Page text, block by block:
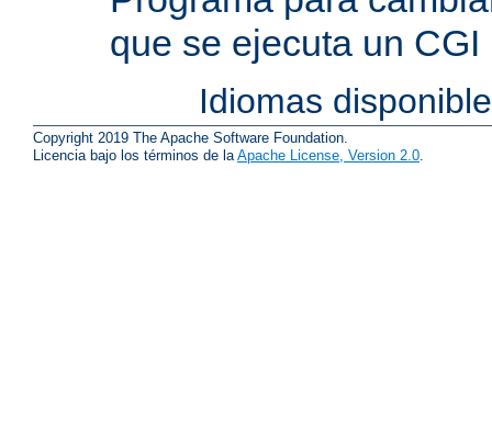
que se ejecuta un CGI
Idiomas
Copyright 2019 The Apache Software Foundation.
Licencia bajo los términos de laApache License, Version 2.0.